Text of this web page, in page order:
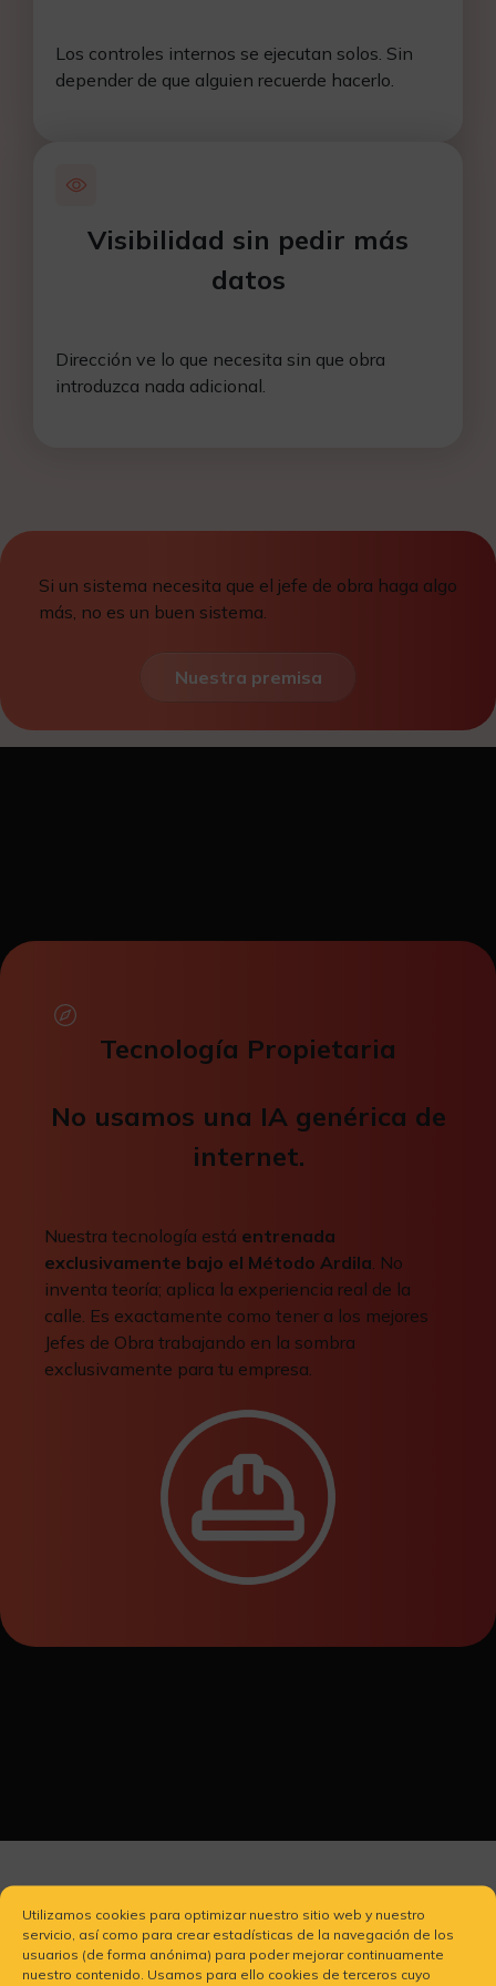
Utilizamos cookies para optimizar nuestro sitio web y nuestro
servicio, así como para crear estadísticas de la navegación de los
usuarios (de forma anónima) para poder mejorar continuamente
nuestro contenido. Usamos para ello cookies de terceros cuyo
Los controles internos se ejecutan solos. Sin
depender de que alguien recuerde hacerlo.
Visibilidad sin pedir más
datos
Dirección ve lo que necesita sin que obra
introduzca nada adicional.
Si un sistema necesita que el jefe de obra haga algo
más, no es un buen sistema.
Nuestra premisa
Tecnología Propietaria
No usamos una IA genérica de
internet.
Nuestra tecnología está entrenada
exclusivamente bajo el Método Ardila. No
inventa teoría; aplica la experiencia real de la
calle. Es exactamente como tener a los mejores
Jefes de Obra trabajando en la sombra
exclusivamente para tu empresa.
Y aquí entras tú